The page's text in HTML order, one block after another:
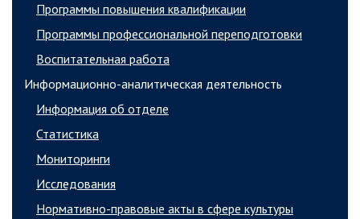
Программы повышения квалификации
Программы профессиональной переподготовки
Воспитательная работа
Информационно-аналитическая деятельность
Информация об отделе
Статистика
Мониторинги
Исследования
Нормативно-правовые акты в сфере культуры